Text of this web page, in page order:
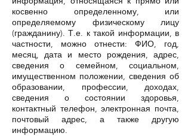
косвенно определенному, или
определяемому физическому лицу
(гражданину). Т.е. к такой информации, в
частности, можно отнести: ФИО, год,
месяц, дата и место рождения, адрес,
сведения о семейном, социальном,
имущественном положении, сведения об
образовании, профессии, доходах,
сведения о состоянии здоровья,
контактный телефон, электронная почта,
почтовый адрес, а также другую
информацию.